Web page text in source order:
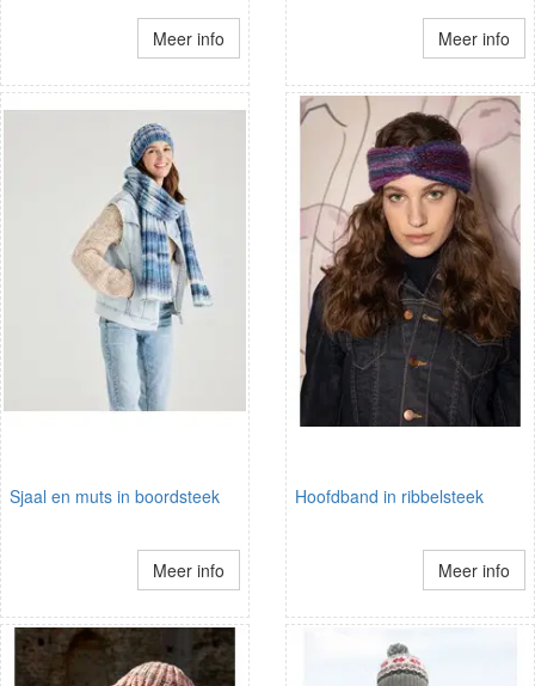
Meer info Meer info
Sjaal en muts in boordsteek
Meer info
Hoofdband in ribbelsteek
Meer info